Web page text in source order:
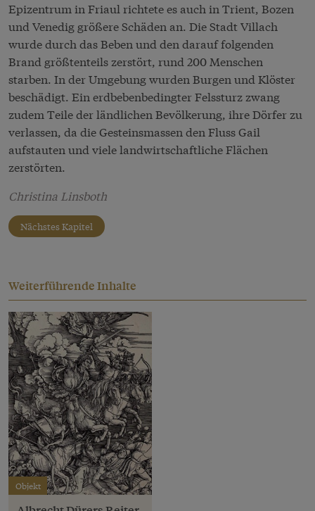
Epizentrum in Friaul richtete es auch in Trient, Bozen
und Venedig größere Schäden an. Die Stadt Villach
wurde durch das Beben und den darauf folgenden
Brand größtenteils zerstört, rund 200 Menschen
starben. In der Umgebung wurden Burgen und Klöster
beschädigt. Ein erdbebenbedingter Felssturz zwang
zudem Teile der ländlichen Bevölkerung, ihre Dörfer zu
verlassen, da die Gesteinsmassen den Fluss Gail
aufstauten und viele landwirtschaftliche Flächen
zerstörten.
Christina Linsboth
Nächstes Kapitel
Weiterführende Inhalte
Objekt